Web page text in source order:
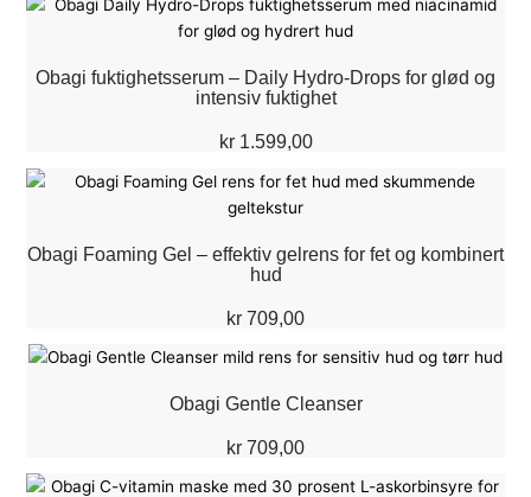
Obagi fuktighetsserum – Daily Hydro-Drops for glød og
intensiv fuktighet
kr1.599,00
Obagi Foaming Gel – effektiv gelrens for fet og kombinert
hud
kr 709,00
Obagi Gentle Cleanser
kr 709,00